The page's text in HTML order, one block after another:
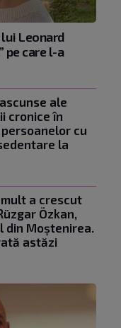
Leonard
pe care l-a
ale
cronice în
cu
la
mult a crescut
Özkan,
din Moștenirea.
astăzi